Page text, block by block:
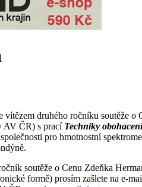
vítězem druhého ročníku soutěže
AV ČR) s prací Techniky
pro hmotnostní
soutěže o Cenu Zdeňka
formě) prosím zašlete na